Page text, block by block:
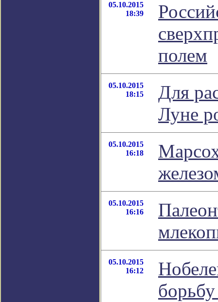
05.10.2015
18:39
полем
05.10.2015
18:15
Для
Луне
05.10.2015
16:18
05.10.2015
16:16
05.10.2015
16:12